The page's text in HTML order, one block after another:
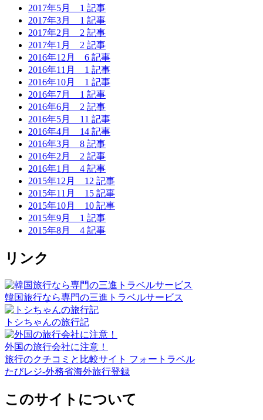
2017年5月 1 記事
2017年3月 1 記事
2017年2月 2 記事
2017年1月 2 記事
2016年12月 6 記事
2016年11月 1 記事
2016年10月 1 記事
2016年7月 1 記事
2016年6月 2 記事
2016年5月 11 記事
2016年4月 14 記事
2016年3月 8 記事
2016年2月 2 記事
2016年1月 4 記事
2015年12月 12 記事
2015年11月 15 記事
2015年10月 10 記事
2015年9月 1 記事
2015年8月 4 記事
リンク
韓国旅行なら専門の三進トラベルサービス
トシちゃんの旅行記
外国の旅行会社に注意！
旅行のクチコミと比較サイト フォートラベル
たびレジ-外務省海外旅行登録
このサイトについて